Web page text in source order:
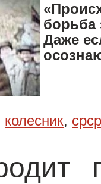
борьба
Даже
колесник,